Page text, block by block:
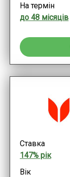
На термін
до 48 місяців
Ставка
147% рік
Вік